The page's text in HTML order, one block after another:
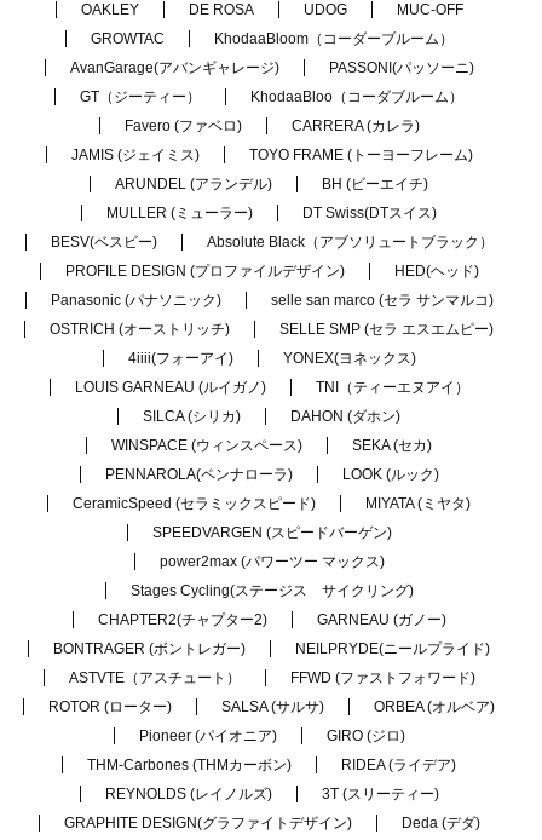
OAKLEY DE ROSA UDOG
MUC-OFF
GROWTAC
KhodaaBloom（コーダーブルーム）
AvanGarage(アバンギャレージ)
PASSONI(パッソーニ)
GT（ジーティー）
KhodaaBloo（コーダブルーム）
Favero (ファベロ)
CARRERA (カレラ)
JAMIS (ジェイミス)
TOYO FRAME (トーヨーフレーム)
ARUNDEL (アランデル)
BH (ビーエイチ)
MULLER (ミューラー)
DT Swiss(DTスイス)
BESV(ベスビー)
Absolute Black（アブソリュートブラック）
PROFILE DESIGN (プロファイルデザイン)
HED(ヘッド)
Panasonic (パナソニック)
selle san marco (セラ サンマルコ)
OSTRICH (オーストリッチ)
SELLE SMP (セラ エスエムピー)
4iiii(フォーアイ)
YONEX(ヨネックス)
LOUIS GARNEAU (ルイガノ)
TNI（ティーエヌアイ）
SILCA (シリカ)
DAHON (ダホン)
WINSPACE (ウィンスペース)
SEKA (セカ)
PENNAROLA(ペンナローラ)
LOOK (ルック)
CeramicSpeed (セラミックスピード)
MIYATA (ミヤタ)
SPEEDVARGEN (スピードバーゲン)
power2max (パワーツー マックス)
Stages Cycling(ステージス サイクリング)
CHAPTER2(チャプター2)
GARNEAU (ガノー)
BONTRAGER (ボントレガー)
NEILPRYDE(ニールプライド)
ASTVTE（アスチュート）
FFWD (ファストフォワード)
ROTOR (ローター)
SALSA (サルサ)
ORBEA (オルベア)
Pioneer (パイオニア)
GIRO (ジロ)
THM-Carbones (THMカーボン)
RIDEA (ライデア)
REYNOLDS (レイノルズ)
3T (スリーティー)
GRAPHITE DESIGN(グラファイトデザイン)
Deda (デダ)